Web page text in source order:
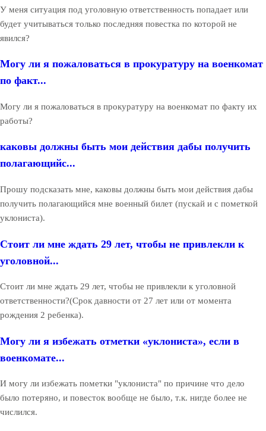
У меня ситуация под уголовную ответственность попадает или
будет учитываться только последняя повестка по которой не
явился?
Могу ли я пожаловаться в прокуратуру на военкомат
по факт...
Могу ли я пожаловаться в прокуратуру на военкомат по факту их
работы?
каковы должны быть мои действия дабы получить
полагающийс...
Прошу подсказать мне, каковы должны быть мои действия дабы
получить полагающийся мне военный билет (пускай и с пометкой
уклониста).
Стоит ли мне ждать 29 лет, чтобы не привлекли к
уголовной...
Стоит ли мне ждать 29 лет, чтобы не привлекли к уголовной
ответственности?(Срок давности от 27 лет или от момента
рождения 2 ребенка).
Могу ли я избежать отметки «уклониста», если в
военкомате...
И могу ли избежать пометки "уклониста" по причине что дело
было потеряно, и повесток вообще не было, т.к. нигде более не
числился.